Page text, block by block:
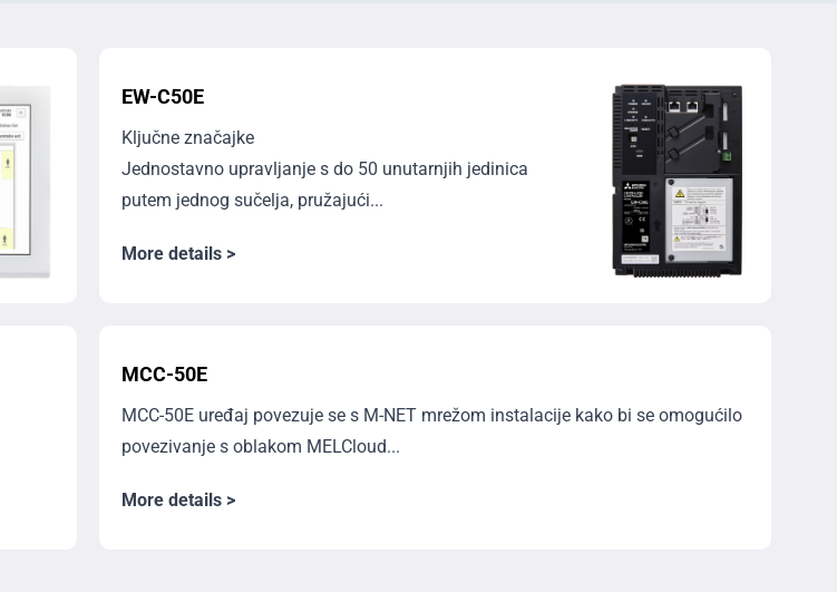
EW-C50E
Ključne značajke
Jednostavno upravljanje s do 50 unutarnjih jedinica
putem jednog sučelja, pružajući...
More details >
MCC-50E
MCC-50E uređaj povezuje se s M-NET mrežom instalacije kako bi se omogućilo
povezivanje s oblakom MELCloud...
More details >